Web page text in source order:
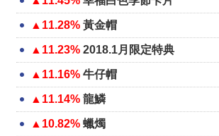
▲11.28% 黃金帽
▲11.23% 2018.1月限定特典
▲11.16% 牛仔帽
▲11.14% 龍鱗
▲10.82% 蠟燭